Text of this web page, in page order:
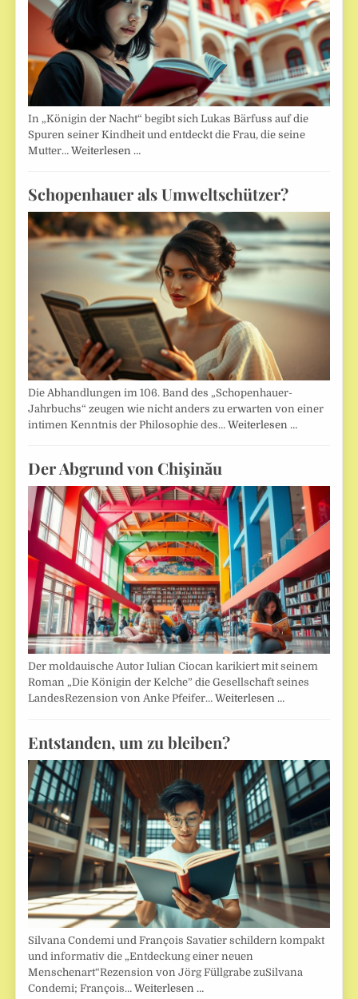
In „Königin der Nacht“ begibt sich Lukas Bärfuss auf die
Spuren seiner Kindheit und entdeckt die Frau, die seine
Mutter…Weiterlesen …
Schopenhauer als Umweltschützer?
Die Abhandlungen im 106. Band des „Schopenhauer-
Jahrbuchs“ zeugen wie nicht anders zu erwarten von einer
intimen Kenntnis der Philosophie des…Weiterlesen …
Der Abgrund von Chişinău
Der moldauische Autor Iulian Ciocan karikiert mit seinem
Roman „Die Königin der Kelche” die Gesellschaft seines
LandesRezension von Anke Pfeifer…Weiterlesen …
Entstanden, um zu bleiben?
Silvana Condemi und François Savatier schildern kompakt
und informativ die „Entdeckung einer neuen
Menschenart“Rezension von Jörg Füllgrabe zuSilvana
Condemi; François…Weiterlesen …